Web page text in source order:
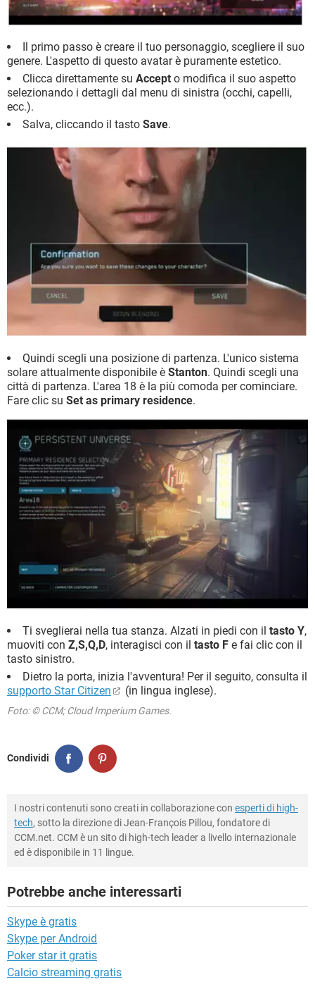
Il primo passo è creare il tuo personaggio, scegliere il suo
genere. L'aspetto di questo avatar è puramente estetico.
Clicca direttamente su Accept o modifica il suo aspetto
selezionando i dettagli dal menu di sinistra (occhi, capelli,
ecc.).
Salva, cliccando il tasto Save.
Quindi scegli una posizione di partenza. L'unico sistema
solare attualmente disponibile è Stanton. Quindi scegli una
città di partenza. L'area 18 è la più comoda per cominciare.
Fare clic su Set as primary residence.
Ti sveglierai nella tua stanza. Alzati in piedi con il tasto Y,
muoviti con Z,S,Q,D, interagisci con il tasto F e fai clic con il
tasto sinistro.
Dietro la porta, inizia l'avventura! Per il seguito, consulta il
supporto Star Citizen
(in lingua inglese).
Foto: © CCM; Cloud Imperium Games.
Condividi
I nostri contenuti sono creati in collaborazione con esperti di high-
tech, sotto la direzione di Jean-François Pillou, fondatore di
CCM.net. CCM è un sito di high-tech leader a livello internazionale
ed è disponibile in 11 lingue.
Potrebbe anche interessarti
Skype è gratis
Skype per Android
Poker star it gratis
Calcio streaming gratis